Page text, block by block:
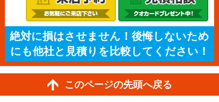
絶対に損はさせません！後悔しないため
にも他社と見積りを比較してください！
このページの先頭へ戻る